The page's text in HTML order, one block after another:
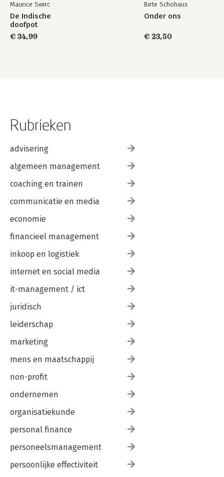
Maurice Swirc
De Indische
doofpot
€ 34,99
Birte Schohaus
Onder ons
€ 23,50
Rubrieken
advisering
algemeen management
coaching en trainen
communicatie en media
economie
financieel management
inkoop en logistiek
internet en social media
it-management / ict
juridisch
leiderschap
marketing
mens en maatschappij
non-profit
ondernemen
organisatiekunde
personal finance
personeelsmanagement
persoonlijke effectiviteit